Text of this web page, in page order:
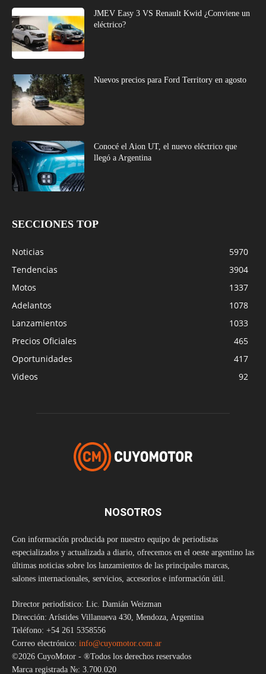
JMEV Easy 3 VS Renault Kwid ¿Conviene un
eléctrico?
Nuevos precios para Ford Territory en agosto
Conocé el Aion UT, el nuevo eléctrico que
llegó a Argentina
SECCIONES TOP
Noticias
5970
Tendencias
3904
Motos
1337
Adelantos
1078
Lanzamientos
1033
Precios Oficiales
465
Oportunidades
417
Videos
92
NOSOTROS
Con información producida por nuestro equipo de periodistas
especializados y actualizada a diario, ofrecemos en el oeste argentino las
últimas noticias sobre los lanzamientos de las principales marcas,
salones internacionales, servicios, accesorios e información útil.
Director periodístico: Lic. Damián Weizman
Dirección: Arístides Villanueva 430, Mendoza, Argentina
Teléfono: +54 261 5358556
Correo electrónico: info@cuyomotor.com.ar
©2026 CuyoMotor - ®Todos los derechos reservados
Marca registrada №: 3.700.020